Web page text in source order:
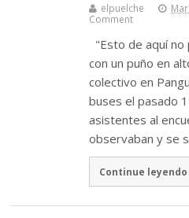
elpuelche
Comment
"Esto de aquí no
con un puño en
colectivo en
buses el pasado
asistentes al
observaban y se
Continue leyendo